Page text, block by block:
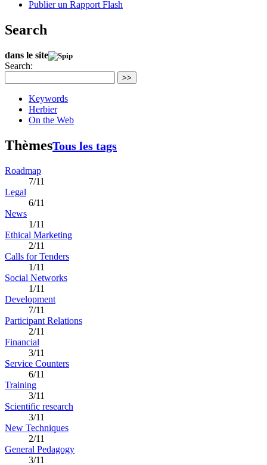
Publier un Rapport Flash
Search
dans le site
Search:
>>
Keywords
Herbier
On the Web
ThèmesTous les tags
Roadmap
7/11
Legal
6/11
News
1/11
Ethical Marketing
2/11
Calls for Tenders
1/11
Social Networks
1/11
Development
7/11
Participant Relations
2/11
Financial
3/11
Service Counters
6/11
Training
3/11
Scientific research
3/11
New Techniques
2/11
General Pedagogy
3/11